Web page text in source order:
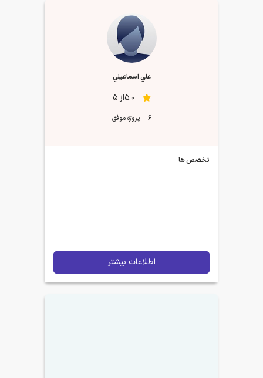
علي اسماعيلي
5.0از 5
6 پروژه موفق
تخصص ها
اطلاعات بیشتر